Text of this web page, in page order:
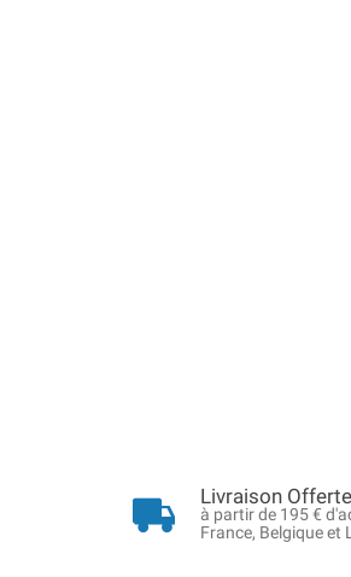
Livraison Offerte
à partir de 195 €
France, Belgique et